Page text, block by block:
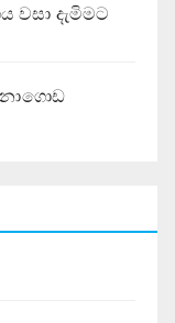
වසා දැමිමට